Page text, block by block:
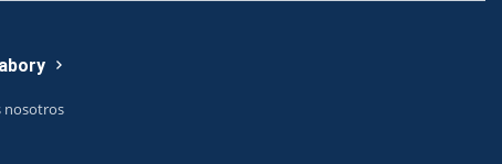
nosotros